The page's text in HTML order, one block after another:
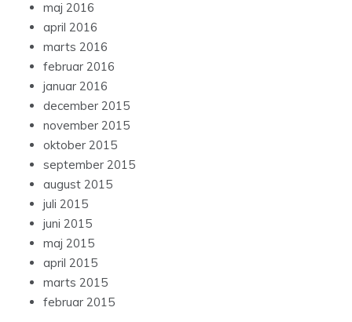
maj 2016
april 2016
marts 2016
februar 2016
januar 2016
december 2015
november 2015
oktober 2015
september 2015
august 2015
juli 2015
juni 2015
maj 2015
april 2015
marts 2015
februar 2015